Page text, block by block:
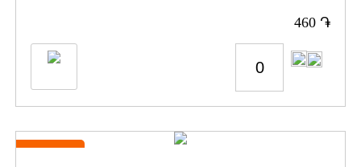
460 ֏